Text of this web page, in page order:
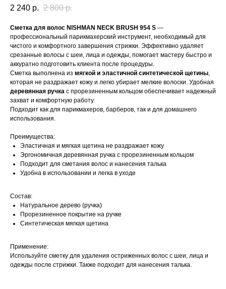
2 240 р. 2 800 р.
Сметка для волос NISHMAN NECK BRUSH 954 S —
профессиональный парикмахерский инструмент, необходимый для
чистого и комфортного завершения стрижки. Эффективно удаляет
срезанные волосы с шеи, лица и одежды, помогает мастеру быстро и
аккуратно подготовить клиента после процедуры.
Сметка выполнена из мягкой и эластичной синтетической щетины,
которая не раздражает кожу и легко убирает мелкие волоски. Удобная
деревянная ручка с прорезиненным кольцом обеспечивает надежный
захват и комфортную работу.
Подходит как для парикмахеров, барберов, так и для домашнего
использования.
Преимущества:
Эластичная и мягкая щетина не раздражает кожу
Эргономичная деревянная ручка с прорезиненным кольцом
Подходит для сметания волос и нанесения талька
Удобна в использовании и легка в уходе
Состав:
Натуральное дерево (ручка)
Прорезиненное покрытие на ручке
Синтетическая мягкая щетина
Применение:
Используйте сметку для удаления остриженных волос с шеи, лица и
одежды после стрижки. Также подходит для нанесения талька.